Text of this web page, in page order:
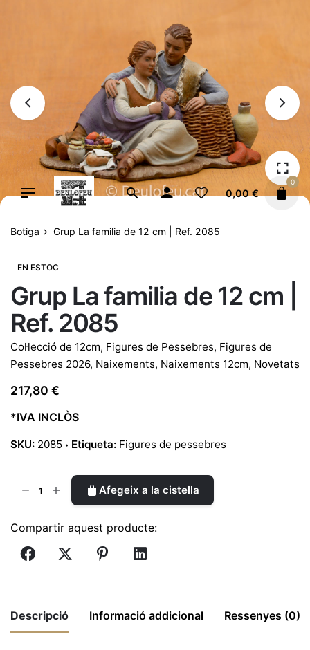
0,00€
0
Botiga Grup La familia de 12 cm | Ref. 2085
EN ESTOC
Grup La familia de 12 cm |
Ref. 2085
Col·lecció de 12cm, Figures de Pessebres, Figures de
Pessebres 2026, Naixements, Naixements 12cm, Novetats
217,80 €
*IVA INCLÒS
SKU: 2085 Etiqueta: Figures de pessebres
La
familia
|
Afegeix a la cistella
Compartir aquest producte:
Descripció Informació addicional Ressenyes (0)